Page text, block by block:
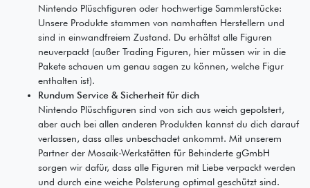
Nintendo Plüschfiguren oder hochwertige Sammlerstücke:
Unsere Produkte stammen von namhaften Herstellern und
sind in einwandfreiem Zustand. Du erhältst alle Figuren
neuverpackt (außer Trading Figuren, hier müssen wir in die
Pakete schauen um genau sagen zu können, welche Figur
enthalten ist).
Rundum Service & Sicherheit für dich
Nintendo Plüschfiguren sind von sich aus weich gepolstert,
aber auch bei allen anderen Produkten kannst du dich darauf
verlassen, dass alles unbeschadet ankommt. Mit unserem
Partner der Mosaik-Werkstätten für Behinderte gGmbH
sorgen wir dafür, dass alle Figuren mit Liebe verpackt werden
und durch eine weiche Polsterung optimal geschützt sind.